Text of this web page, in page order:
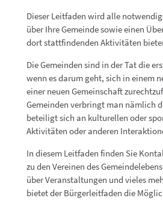
Dieser Leitfaden wird alle
über Ihre Gemeinde sowie einen
dort stattfindenden Aktivitäten
Die Gemeinden sind in der Tat die
wenn es darum geht, sich in einem
einer neuen Gemeinschaft
Gemeinden verbringt man nämlich
beteiligt sich an kulturellen oder
Aktivitäten oder anderen
In diesem Leitfaden finden Sie
zu den Vereinen des
über Veranstaltungen und vieles
bietet der Bürgerleitfaden die